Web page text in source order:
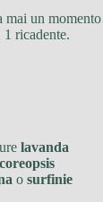
un
ricadente.
lavanda
coreopsis
o surfinie